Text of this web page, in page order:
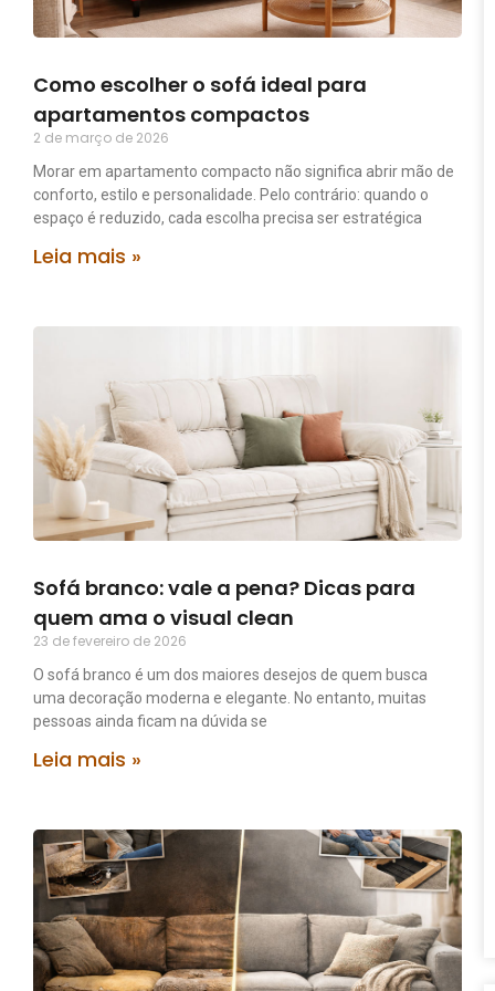
Como escolher o sofá ideal para
apartamentos compactos
2 de março de 2026
Morar em apartamento compacto não significa abrir mão de
conforto, estilo e personalidade. Pelo contrário: quando o
espaço é reduzido, cada escolha precisa ser estratégica
Leia mais »
Sofá branco: vale a pena? Dicas para
quem ama o visual clean
23 de fevereiro de 2026
O sofá branco é um dos maiores desejos de quem busca
uma decoração moderna e elegante. No entanto, muitas
pessoas ainda ficam na dúvida se
Leia mais »